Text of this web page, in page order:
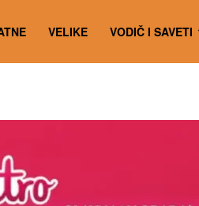
VELIKE VODIČ I SAVETI